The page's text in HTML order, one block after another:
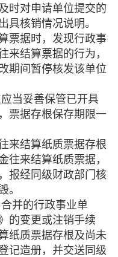
对申请单位提交的
具核销情况说明。
据时，发现行政事
来结算票据的行为，
期间暂停核发该单位
当妥善保管已开具
票据存根保存期限一
结算纸质票据存根
往来结算纸质票据，
报经同级财政部门核
。
并的行政事业单
的变更或注销手续
纸质票据存根及尚未
记造册，并交送同级